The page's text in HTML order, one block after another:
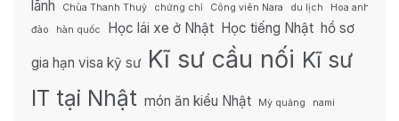
lãnh
Chùa Thanh Thuỷ chứng chỉ Công viên Nara du lịch
Hoa anh
đào
hàn quốc Học lái xe ở Nhật Học tiếng Nhật hồ sơ
gia hạn visa kỹ sư Kĩ sư cầu nối Kĩ sư
IT tại Nhật món ăn kiểu Nhật Mỳ quảng nami